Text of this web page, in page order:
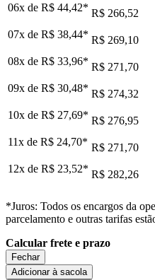
06x de R$ 44,42* R$ 266,52
07x de R$ 38,44* R$ 269,10
08x de R$ 33,96* R$ 271,70
09x de R$ 30,48* R$ 274,32
10x de R$ 27,69* R$ 276,95
11x de R$ 24,70* R$ 271,70
12x de R$ 23,52* R$ 282,26
*Juros: Todos os encargos da
parcelamento e outras tarifas
Calcular frete e prazo
Fechar
Adicionar à sacola